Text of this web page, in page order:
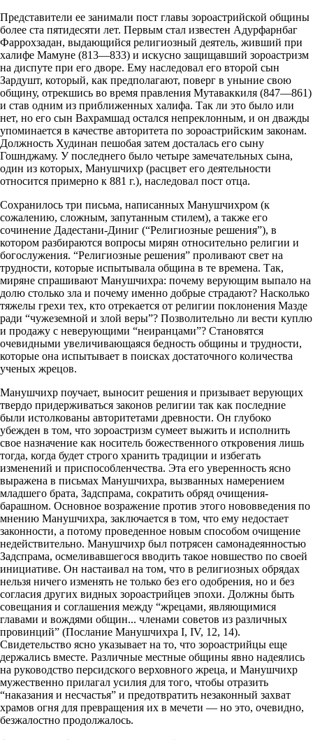
Представители ее занимали пост главы зороастрийской общины
более ста пятидесяти лет. Первым стал известен Адурфарнбаг
Фаррохзадан, выдающийся религиозный деятель, живший при
халифе Мамуне (813—833) и искусно защищавший зороастризм
на диспуте при его дворе. Ему наследовал его второй сын
Зардушт, который, как предполагают, поверг в уныние свою
общину, отрекшись во время правления Мутаваккиля (847—861)
и став одним из приближенных халифа. Так ли это было или
нет, но его сын Вахрамшад остался непреклонным, и он дважды
упоминается в качестве авторитета по зороастрийским законам.
Должность Худинан пешобая затем досталась его сыну
Гошнджаму. У последнего было четыре замечательных сына,
один из которых, Манушчихр (расцвет его деятельности
относится примерно к 881 г.), наследовал пост отца.
Сохранилось три письма, написанных Манушчихром (к
сожалению, сложным, запутанным стилем), а также его
сочинение Дадестани-Диниг (“Религиозные решения”), в
котором разбираются вопросы мирян относительно религии и
богослужения. “Религиозные решения” проливают свет на
трудности, которые испытывала община в те времена. Так,
миряне спрашивают Манушчихра: почему верующим выпало на
долю столько зла и почему именно добрые страдают? Насколько
тяжелы грехи тех, кто отрекается от религии поклонения Мазде
ради “чужеземной и злой веры”? Позволительно ли вести куплю
и продажу с неверующими “неиранцами”? Становятся
очевидными увеличивающаяся бедность общины и трудности,
которые она испытывает в поисках достаточного количества
ученых жрецов.
Манушчихр поучает, выносит решения и призывает верующих
твердо придерживаться законов религии так как последние
были истолкованы авторитетами древности. Он глубоко
убежден в том, что зороастризм сумеет выжить и исполнить
свое назначение как носитель божественного откровения лишь
тогда, когда будет строго хранить традиции и избегать
изменений и приспособленчества. Эта его уверенность ясно
выражена в письмах Манушчихра, вызванных намерением
младшего брата, Задспрама, сократить обряд очищения-
барашном. Основное возражение против этого нововведения по
мнению Манушчихра, заключается в том, что ему недостает
законности, а потому проведенное новым способом очищение
недействительно. Манушчихр был потрясен самонадеянностью
Задспрама, осмеливавшегося вводить такое новшество по своей
инициативе. Он настаивал на том, что в религиозных обрядах
нельзя ничего изменять не только без его одобрения, но и без
согласия других видных зороастрийцев эпохи. Должны быть
совещания и соглашения между “жрецами, являющимися
главами и вождями общин... членами советов из различных
провинций” (Послание Манушчихра I, IV, 12, 14).
Свидетельство ясно указывает на то, что зороастрийцы еще
держались вместе. Различные местные общины явно надеялись
на руководство персидского верховного жреца, и Манушчихр
мужественно прилагал усилия для того, чтобы отразить
“наказания и несчастья” и предотвратить незаконный захват
храмов огня для превращения их в мечети — но это, очевидно,
безжалостно продолжалось.